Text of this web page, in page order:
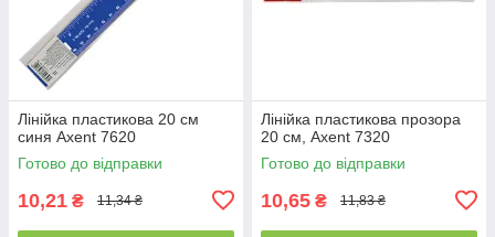
Лінійка пластикова 20 см
синя Axent 7620
Готово до відправки
10,21 ₴ 11,34 ₴
Лінійка пластикова прозора
20 см, Axent 7320
Готово до відправки
10,65 ₴ 11,83 ₴